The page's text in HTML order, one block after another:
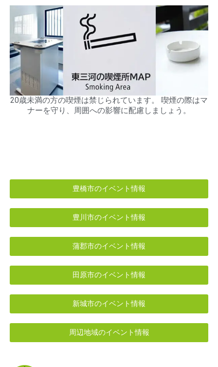
20歳未満の方の喫煙は禁じられています。 喫煙の際はマ
ナーを守り、周囲への影響に配慮しましょう。
豊橋市のイベント情報
豊川市のイベント情報
蒲郡市のイベント情報
田原市のイベント情報
新城市のイベント情報
周辺地域のイベント情報